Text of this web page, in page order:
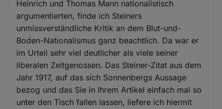
Heinrich und Thomas Mann nationalistisch
argumentierten, finde ich Steiners
unmissverständliche Kritik an dem Blut-und-
Boden-Nationalismus ganz beachtlich. Da war er
im Urteil sehr viel deutlicher als viele seiner
liberalen Zeitgenossen. Das Steiner-Zitat aus dem
Jahr 1917, auf das sich Sonnenbergs Aussage
bezog und das Sie in Ihrem Artikel einfach mal so
unter den Tisch fallen lassen, liefere ich hiermit